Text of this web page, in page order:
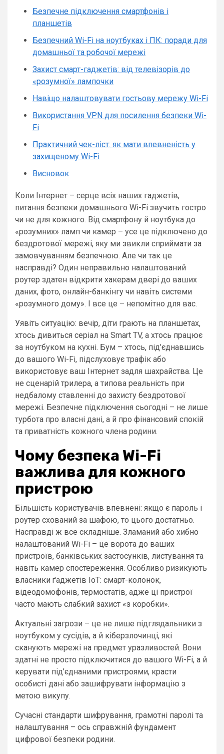
Безпечне підключення смартфонів і
планшетів
Безпечний Wi-Fi на ноутбуках і ПК: поради для
домашньої та робочої мережі
Захист смарт-гаджетів: від телевізорів до
«розумної» лампочки
Навіщо налаштовувати гостьову мережу Wi-Fi
Використання VPN для посилення безпеки Wi-
Fi
Практичний чек-ліст: як мати впевненість у
захищеному Wi-Fi
Висновок
Коли Інтернет – серце всіх наших гаджетів,
питання безпеки домашнього Wi-Fi звучить гостро
чи не для кожного. Від смартфону й ноутбука до
«розумних» ламп чи камер – усе це підключено до
бездротової мережі, яку ми звикли сприймати за
замовчуванням безпечною. Але чи так це
насправді? Один неправильно налаштований
роутер здатен відкрити хакерам двері до ваших
даних, фото, онлайн-банкінгу чи навіть системи
«розумного дому». І все це – непомітно для вас.
Уявіть ситуацію: вечір, діти грають на планшетах,
хтось дивиться серіал на Smart TV, а хтось працює
за ноутбуком на кухні. Бум – хтось, під’єднавшись
до вашого Wi-Fi, підслуховує трафік або
використовує ваш Інтернет задля шахрайства. Це
не сценарій трилера, а типова реальність при
недбалому ставленні до захисту бездротової
мережі. Безпечне підключення сьогодні – не лише
турбота про власні дані, а й про фінансовий спокій
та приватність кожного члена родини.
Чому безпека Wi-Fi
важлива для кожного
пристрою
Більшість користувачів впевнені: якщо є пароль і
роутер схований за шафою, то цього достатньо.
Насправді ж все складніше. Зламаний або хибно
налаштований Wi-Fi – це ворота до ваших
пристроїв, банківських застосунків, листування та
навіть камер спостереження. Особливо ризикують
власники ґаджетів IoT: смарт-колонок,
відеодомофонів, термостатів, адже ці пристрої
часто мають слабкий захист «з коробки».
Актуальні загрози – це не лише підглядальники з
ноутбуком у сусідів, а й кіберзлочинці, які
сканують мережі на предмет уразливостей. Вони
здатні не просто підключитися до вашого Wi-Fi, а й
керувати під’єднаними пристроями, красти
особисті дані або зашифрувати інформацію з
метою викупу.
Сучасні стандарти шифрування, грамотні паролі та
налаштування – ось справжній фундамент
цифрової безпеки родини.